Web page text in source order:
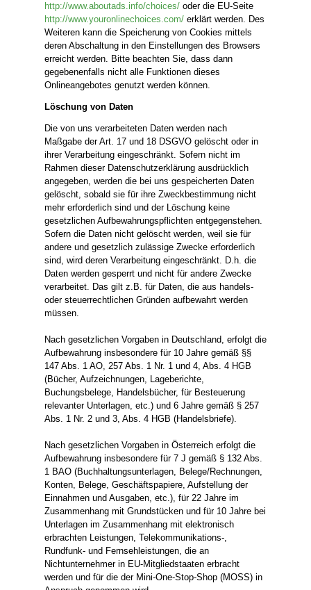
http://www.aboutads.info/choices/ oder die EU-Seite
http://www.youronlinechoices.com/ erklärt werden. Des
Weiteren kann die Speicherung von Cookies mittels
deren Abschaltung in den Einstellungen des Browsers
erreicht werden. Bitte beachten Sie, dass dann
gegebenenfalls nicht alle Funktionen dieses
Onlineangebotes genutzt werden können.
Löschung von Daten
Die von uns verarbeiteten Daten werden nach
Maßgabe der Art. 17 und 18 DSGVO gelöscht oder in
ihrer Verarbeitung eingeschränkt. Sofern nicht im
Rahmen dieser Datenschutzerklärung ausdrücklich
angegeben, werden die bei uns gespeicherten Daten
gelöscht, sobald sie für ihre Zweckbestimmung nicht
mehr erforderlich sind und der Löschung keine
gesetzlichen Aufbewahrungspflichten entgegenstehen.
Sofern die Daten nicht gelöscht werden, weil sie für
andere und gesetzlich zulässige Zwecke erforderlich
sind, wird deren Verarbeitung eingeschränkt. D.h. die
Daten werden gesperrt und nicht für andere Zwecke
verarbeitet. Das gilt z.B. für Daten, die aus handels-
oder steuerrechtlichen Gründen aufbewahrt werden
müssen.
Nach gesetzlichen Vorgaben in Deutschland, erfolgt die
Aufbewahrung insbesondere für 10 Jahre gemäß §§
147 Abs. 1 AO, 257 Abs. 1 Nr. 1 und 4, Abs. 4 HGB
(Bücher, Aufzeichnungen, Lageberichte,
Buchungsbelege, Handelsbücher, für Besteuerung
relevanter Unterlagen, etc.) und 6 Jahre gemäß § 257
Abs. 1 Nr. 2 und 3, Abs. 4 HGB (Handelsbriefe).
Nach gesetzlichen Vorgaben in Österreich erfolgt die
Aufbewahrung insbesondere für 7 J gemäß § 132 Abs.
1 BAO (Buchhaltungsunterlagen, Belege/Rechnungen,
Konten, Belege, Geschäftspapiere, Aufstellung der
Einnahmen und Ausgaben, etc.), für 22 Jahre im
Zusammenhang mit Grundstücken und für 10 Jahre bei
Unterlagen im Zusammenhang mit elektronisch
erbrachten Leistungen, Telekommunikations-,
Rundfunk- und Fernsehleistungen, die an
Nichtunternehmer in EU-Mitgliedstaaten erbracht
werden und für die der Mini-One-Stop-Shop (MOSS) in